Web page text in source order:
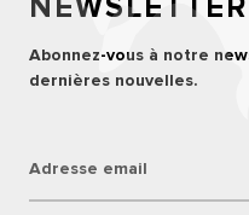
NEWSLETTER
Abonnez-vous à notre
dernières nouvelles.
Adresse email